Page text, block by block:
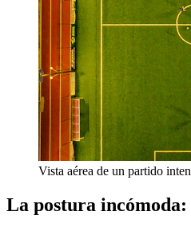
Vista aérea de un partido
La postura